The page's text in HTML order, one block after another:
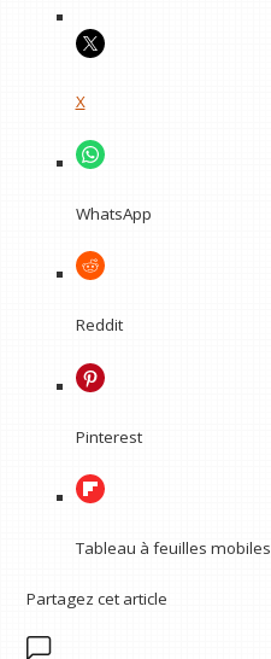
X
WhatsApp
Reddit
Pinterest
Tableau à feuilles mobiles
Partagez cet article